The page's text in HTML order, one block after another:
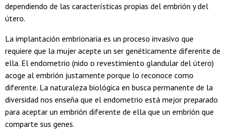
dependiendo de las características propias del embrión y del
útero.
La implantación embrionaria es un proceso invasivo que
requiere que la mujer acepte un ser genéticamente diferente de
ella. El endometrio (nido o revestimiento glandular del útero)
acoge al embrión justamente porque lo reconoce como
diferente. La naturaleza biológica en busca permanente de la
diversidad nos enseña que el endometrio está mejor preparado
para aceptar un embrión diferente de ella que un embrión que
comparte sus genes.